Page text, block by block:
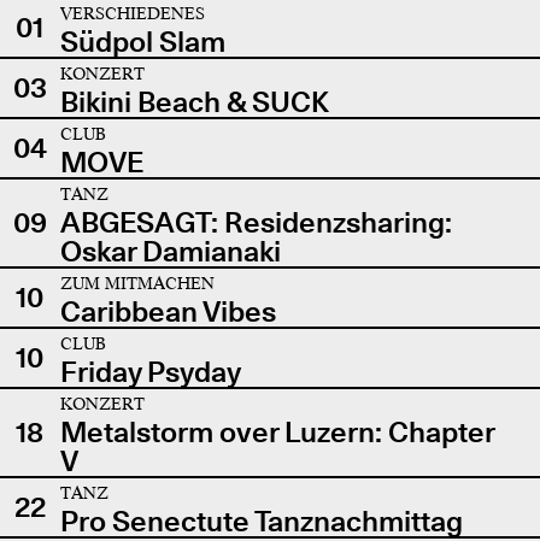
01
VERSCHIEDENES
Südpol Slam
03
KONZERT
Bikini Beach & SUCK
04
CLUB
MOVE
09
TANZ
ABGESAGT: Residenzsharing:
Oskar Damianaki
10
ZUM MITMACHEN
Caribbean Vibes
10
CLUB
Friday Psyday
18
KONZERT
Metalstorm over Luzern: Chapter
V
22
TANZ
Pro Senectute Tanznachmittag